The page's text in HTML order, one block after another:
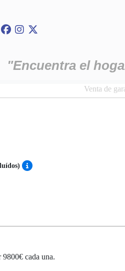
"Encuentra el
Venta de
9800€ cada una.